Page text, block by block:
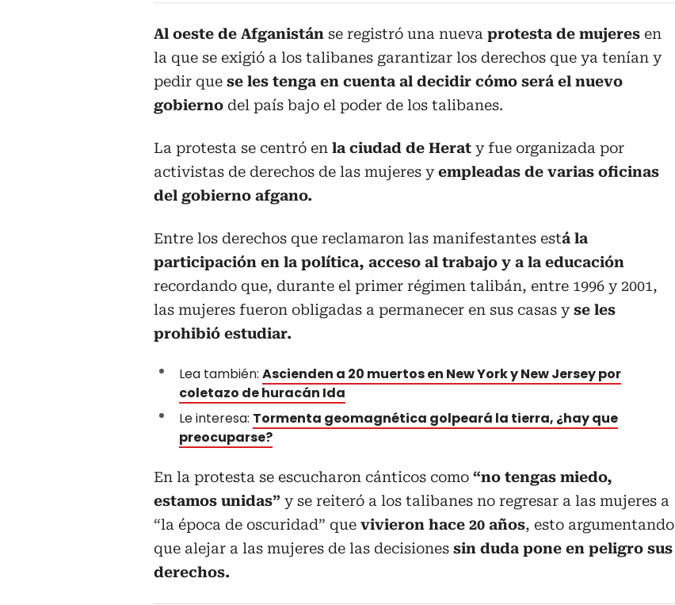
Al oeste de Afganistán se registró una nueva protesta de mujeres en
la que se exigió a los talibanes garantizar los derechos que ya tenían y
pedir que se les tenga en cuenta al decidir cómo será el nuevo
gobierno del país bajo el poder de los talibanes.
La protesta se centró en la ciudad de Herat y fue organizada por
activistas de derechos de las mujeres yempleadas de varias oficinas
del gobierno afgano.
Entre los derechos que reclamaron las manifestantes está la
participación en la política, acceso al trabajo y a la educación
recordando que, durante el primer régimen talibán, entre 1996 y 2001,
las mujeres fueron obligadas a permanecer en sus casas yse les
prohibió estudiar.
Lea también: Ascienden a 20 muertos en New York y New Jersey por
coletazo de huracán Ida
Le interesa: Tormenta geomagnética golpeará la tierra, ¿hay que
preocuparse?
En la protesta se escucharon cánticos como “no tengas miedo,
estamos unidas” y se reiteró a los talibanes no regresar a las mujeres a
“la época de oscuridad” que vivieron hace 20 años, esto argumentando
que alejar a las mujeres de las decisiones sin duda pone en peligro sus
derechos.